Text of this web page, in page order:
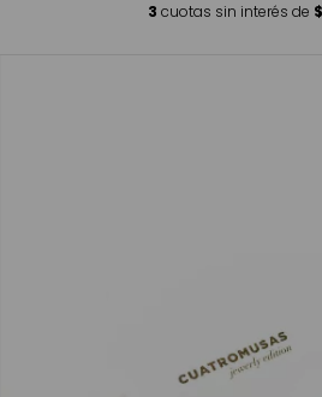
3 cuotas sin interés de